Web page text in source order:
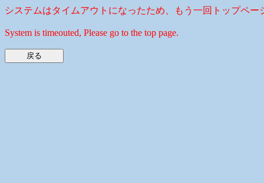
システムはタイムアウトになったため、もう一回トップペー
System is timeouted, Please go to the top page.